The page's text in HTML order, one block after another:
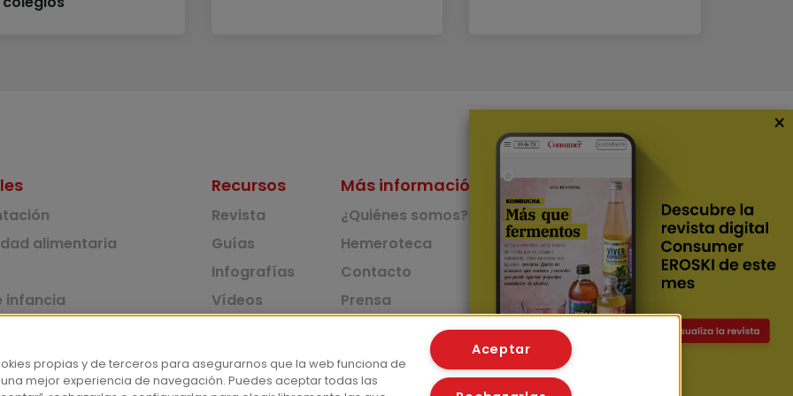
alimentaria
infancia
y consumo
Recursos
Revista
Guías
Infografías
Vídeos
Más información
¿Quiénes somos?
Hemeroteca
Contacto
Prensa
Corpus Lingüístico
Nuestras Apps
App de recetas
App del Camino de
Santiago
×
propias y de terceros para asegurarnos que la web funciona de
mejor experiencia de navegación. Puedes aceptar todas las
Aceptar